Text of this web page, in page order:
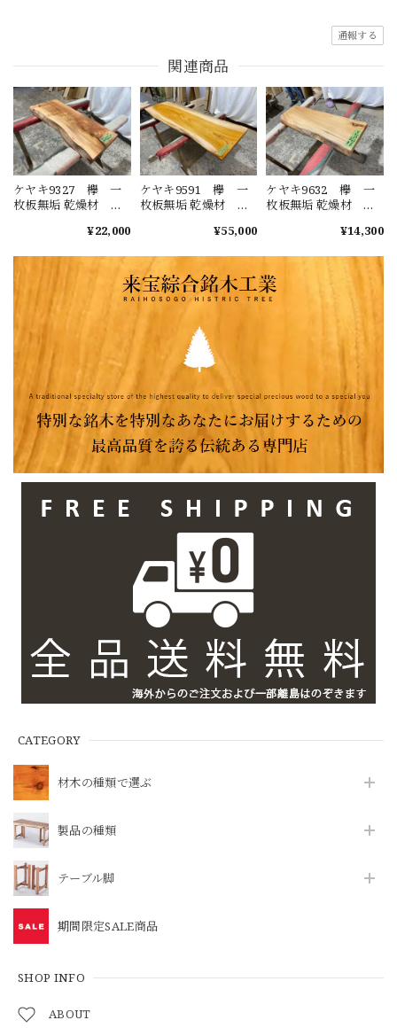
CATEGORY
材木の種類で選ぶ
製品の種類
テーブル脚
期間限定SALE商品
SHOP INFO
ABOUT
通報する
関連商品
ケヤキ9327 欅 一
枚板無垢 乾燥材
ローテーブル セン
ニングテーブル カ
ウンター
¥22,000
ケヤキ9591 欅 一
枚板無垢 乾燥材
550x50mm ローテー
ブル ダイニングテ
ーブル カウンター
¥55,000
ケヤキ9632 欅 一
枚板無垢 乾燥材
260x45mm ローテー
ブル ダイニングテ
ーブル カウンター
¥14,300